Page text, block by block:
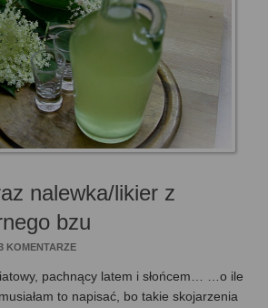
nalewka/likier z
bzu
KOMENTARZE
pachnący latem i słońcem… …o ile
to napisać, bo takie skojarzenia